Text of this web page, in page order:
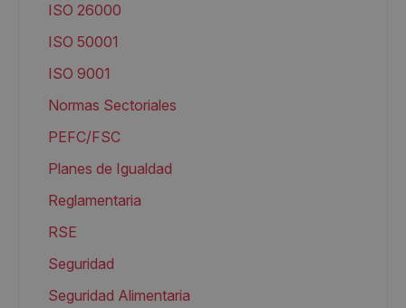
ISO 26000
ISO 50001
ISO 9001
Normas Sectoriales
PEFC/FSC
Planes de Igualdad
Reglamentaria
RSE
Seguridad
Seguridad Alimentaria